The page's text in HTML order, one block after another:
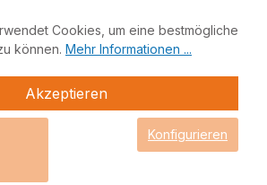
wird und PoE-Geräte somit
Port angeschlossen werden
nicht aufgebraucht ist.
Ihres
Cookies, um eine bestmögliche
können. Mehr Informationen ...
Akzeptieren
Konfigurieren